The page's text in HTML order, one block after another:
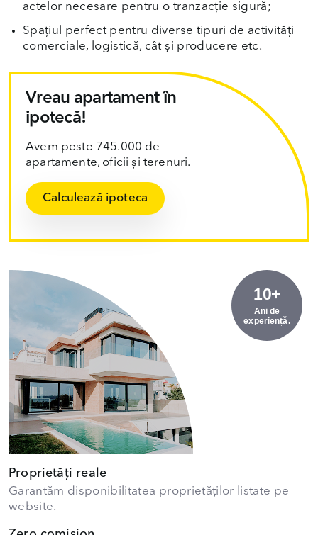
actelor necesare pentru o tranzacție sigură;
Spațiul perfect pentru diverse tipuri de activități
comerciale, logistică, cât și producere etc.
Vreau apartament în
ipotecă!
Avem peste 745.000 de
apartamente, oficii și terenuri.
Calculează ipoteca
10+
Ani de
experiență.
Proprietăți reale
Garantăm disponibilitatea proprietăților listate pe
website.